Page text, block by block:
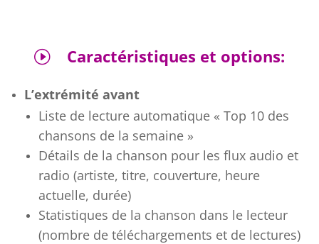
I Caractéristiques et options:
L’extrémité avant
Liste de lecture automatique « Top 10 des
chansons de la semaine »
Détails de la chanson pour les flux audio et
radio (artiste, titre, couverture, heure
actuelle, durée)
Statistiques de la chanson dans le lecteur
(nombre de téléchargements et de lectures)